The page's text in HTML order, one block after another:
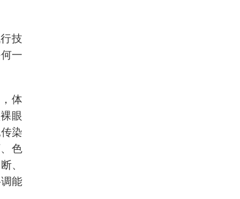
技
一
体
眼
染
色
、
能